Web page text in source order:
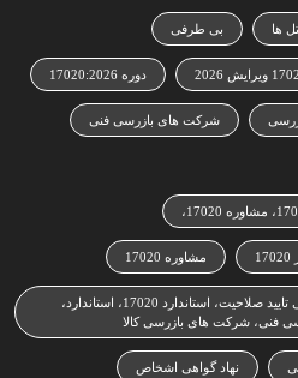
ها بی طرفی
دوره 17020:2026
شرکت های بازرسی فنی
مشاوره 17020
مشاوره 17020، ایزو 17020، مرکز ملی تایید صلاحیت، استاندارد 17020، استاندارد،
فنی، شرکت های بازرسی کالا
نهاد گواهی اشخاص